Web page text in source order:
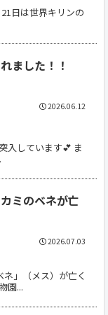
日は世界キリンの
ました！！
入しています💕 ま
2026.06.12
ミのベネが亡
」（メス）が亡く
園...
2026.07.03